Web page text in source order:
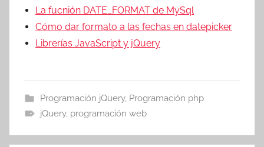
La fucnión DATE_FORMAT de MySql
Cómo dar formato a las fechas en datepicker
Librerías JavaScript y jQuery
Programación jQuery, Programación php
jQuery, programación web